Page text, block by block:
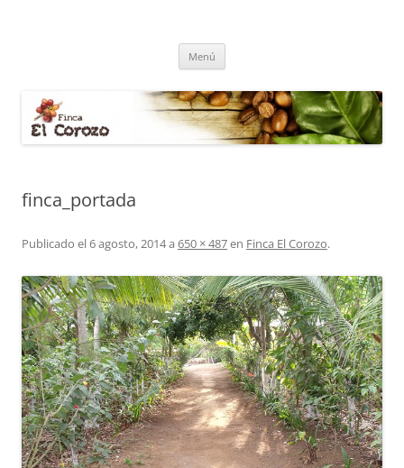
Menú
finca_portada
Publicado el6 agosto, 2014a 650 × 487en Finca El Corozo.